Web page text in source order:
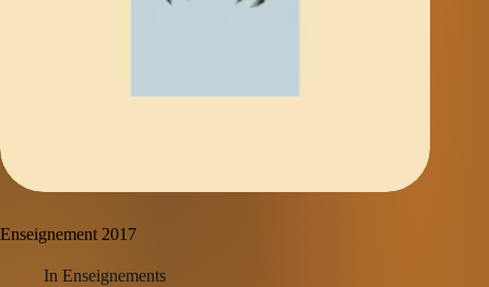
Enseignement 2017
In Enseignements